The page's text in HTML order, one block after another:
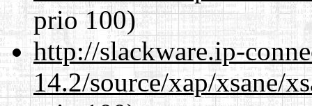
prio 100)
http://slackware.ip-
14.2/source/xap/xsane/